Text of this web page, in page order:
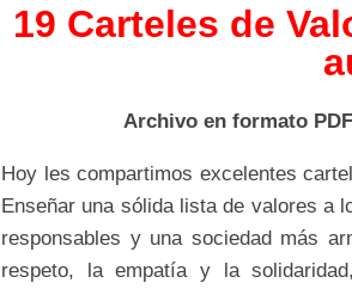
19 Carteles de
Archivo en formato
Hoy les compartimos excelentes
Enseñar una sólida lista de valores a
responsables y una sociedad más
respeto, la empatía y la